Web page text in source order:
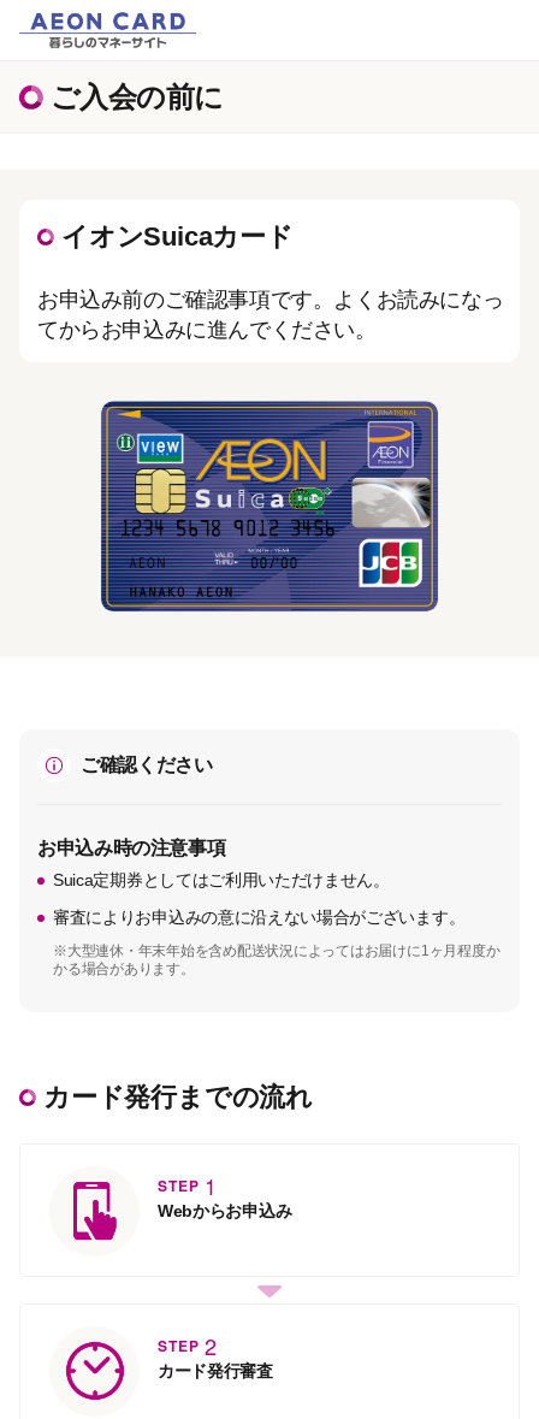
ご入会の前に
イオンSuicaカード
お申込み前のご確認事項です。よくお読みになっ
てからお申込みに進んでください。
ご確認ください
お申込み時の注意事項
Suica定期券としてはご利用いただけません。
審査によりお申込みの意に沿えない場合がございます。
※大型連休・年末年始を含め配送状況によってはお届けに1ヶ月程度か
かる場合があります。
カード発行までの流れ
STEP 1
Webからお申込み
STEP 2
カード発行審査